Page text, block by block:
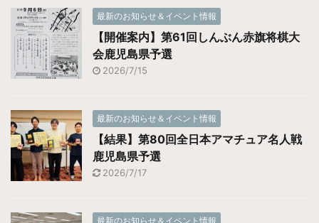
最新のお知らせ＆イベント情報
【開催案内】第61回しんぶん赤旗将棋大
会鹿児島県予選
2026/7/15
最新のお知らせ＆イベント情報
【結果】第80回全日本アマチュア名人戦
鹿児島県予選
2026/7/17
最新のお知らせ＆イベント情報